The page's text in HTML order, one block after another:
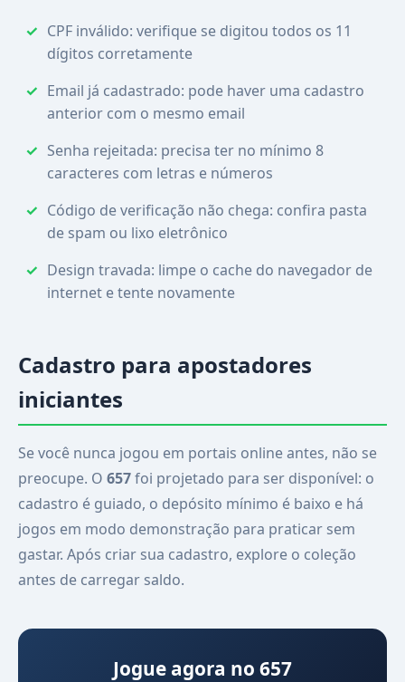
CPF inválido: verifique se digitou todos os 11
dígitos corretamente
Email já cadastrado: pode haver uma cadastro
anterior com o mesmo email
Senha rejeitada: precisa ter no mínimo 8
caracteres com letras e números
Código de verificação não chega: confira pasta
de spam ou lixo eletrônico
Design travada: limpe o cache do navegador de
internet e tente novamente
Cadastro para apostadores
iniciantes
Se você nunca jogou em portais online antes, não se
preocupe. O 657foi projetado para ser disponível: o
cadastro é guiado, o depósito mínimo é baixo e há
jogos em modo demonstração para praticar sem
gastar. Após criar sua cadastro, explore o coleção
antes de carregar saldo.
Jogue agora no 657